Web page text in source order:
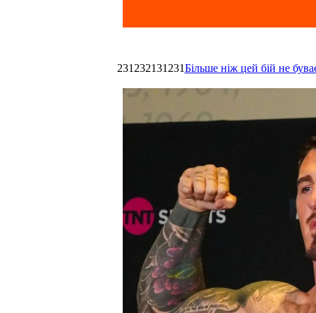
231232131231Більше ніж цей бій не